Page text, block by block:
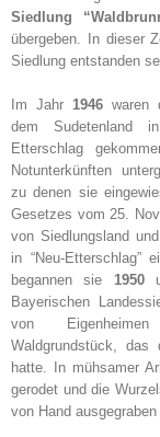
Siedlung
übergeben. In dieser
Siedlung entstanden
Im Jahr1946 waren
dem Sudetenland
Etterschlag
Notunterkünften
zu denen sie
Gesetzes vom 25.
von Siedlungsland
in “Neu-Etterschlag”
begannen sie 1950
Bayerischen
von
Waldgrundstück, das
hatte. In mühsamer
gerodet und die
von Hand ausgegraben